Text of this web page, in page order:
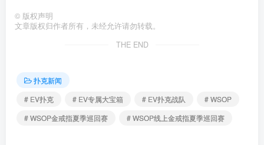
© 版权声明
文章版权归作者所有，未经允许请勿转载。
THE END
扑克新闻
# EV扑克
# EV专属大宝箱 # EV扑克战队
# WSOP
# WSOP金戒指夏季巡回赛
# WSOP线上金戒指夏季巡回赛